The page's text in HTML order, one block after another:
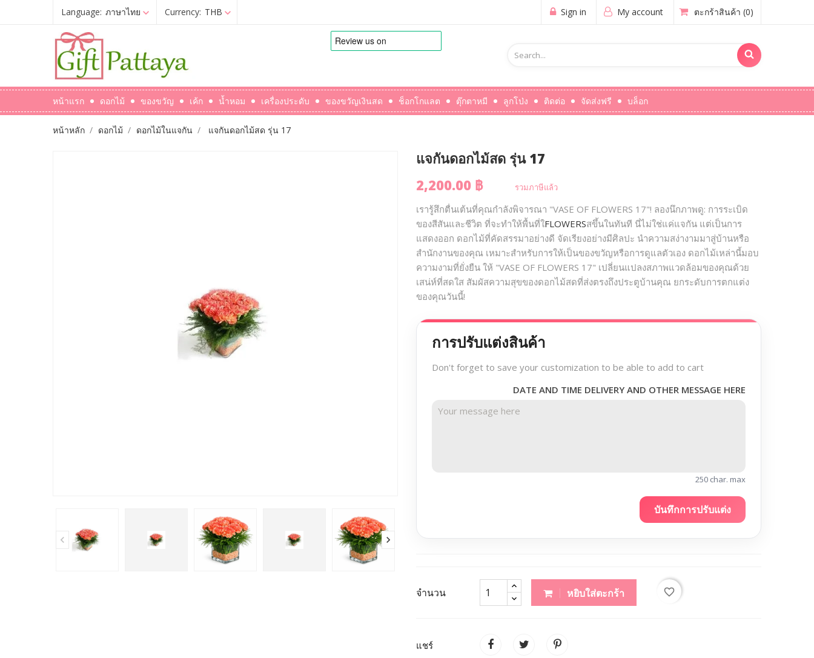
Language: ภาษาไทย Currency: THB My account
Sign in ตะกร้าสินค้า (0)
หน้าแรก ดอกไม้ ของขวัญ เค้ก น้ำหอม เครื่องประดับ ของขวัญเงินสด ช็อกโกแลต ตุ๊กตาหมี ลูกโป่ง ติดต่อ จัดส่งฟรี บล็อก
หน้าหลัก ดอกไม้ ดอกไม้ในแจกัน แจกันดอกไม้สด รุ่น 17
แจกันดอกไม้สด รุ่น 17
2,200.00 ฿
รวมภาษีแล้ว
เรารู้สึกตื่นเต้นที่คุณกำลังพิจารณา "VASE OF FLOWERS 17"! ลองนึกภาพดู: การระเบิด
ของสีสันและชีวิต ที่จะทำให้พื้นที่ใFLOWERSสขึ้นในทันที นี่ไม่ใช่แค่แจกัน แต่เป็นการ
แสดงออก ดอกไม้ที่คัดสรรมาอย่างดี จัดเรียงอย่างมีศิลปะ นำความสง่างามมาสู่บ้านหรือ
สำนักงานของคุณ เหมาะสำหรับการให้เป็นของขวัญหรือการดูแลตัวเอง ดอกไม้เหล่านี้มอบ
ความงามที่ยั่งยืน ให้ "VASE OF FLOWERS 17" เปลี่ยนแปลงสภาพแวดล้อมของคุณด้วย
เสน่ห์ที่สดใส สัมผัสความสุขของดอกไม้สดที่ส่งตรงถึงประตูบ้านคุณ ยกระดับการตกแต่ง
ของคุณวันนี้!
การปรับแต่งสินค้า
Don't forget to save your customization to be able to add to cart
DATE AND TIME DELIVERY AND OTHER MESSAGE HERE
250 char. max
บันทึกการปรับแต่ง
จำนวน หยิบใส่ตะกร้า favorite_border
แชร์